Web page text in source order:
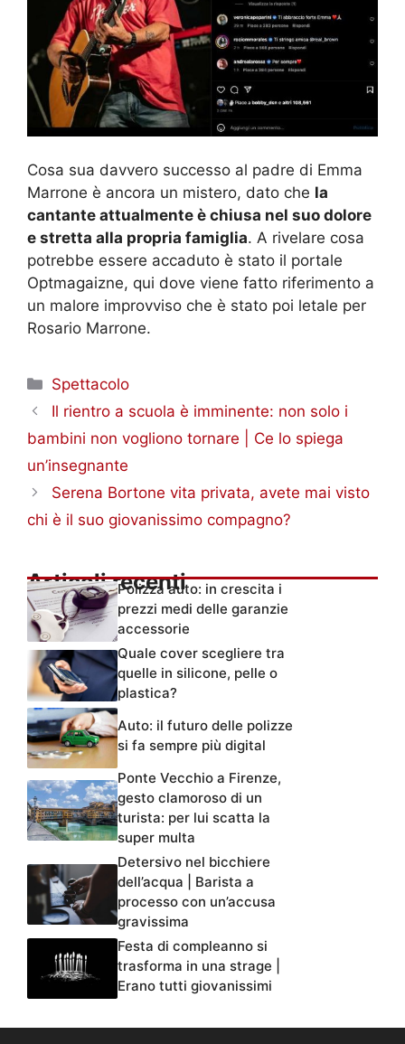
Cosa sua davvero successo al padre di Emma
Marrone è ancora un mistero, dato che la
cantante attualmente è chiusa nel suo dolore
e stretta alla propria famiglia. A rivelare cosa
potrebbe essere accaduto è stato il portale
Optmagaizne, qui dove viene fatto riferimento a
un malore improvviso che è stato poi letale per
Rosario Marrone.
Categorie
Spettacolo
Il rientro a scuola è imminente: non solo i
bambini non vogliono tornare | Ce lo spiega
un’insegnante
Serena Bortone vita privata, avete mai visto
chi è il suo giovanissimo compagno?
Articoli recentiPolizza auto: in crescita i
prezzi medi delle garanzie
accessorie
Quale cover scegliere tra
quelle in silicone, pelle o
plastica?
Auto: il futuro delle polizze
si fa sempre più digital
Ponte Vecchio a Firenze,
gesto clamoroso di un
turista: per lui scatta la
super multa
Detersivo nel bicchiere
dell’acqua | Barista a
processo con un’accusa
gravissima
Festa di compleanno si
trasforma in una strage |
Erano tutti giovanissimi